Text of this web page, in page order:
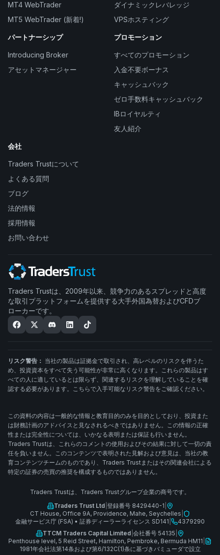
MT4 WebTrader
MT5 WebTrader (新着!)
ダイナミックレバレッジ
VPSホスティング
パートナーシップ
Introducing Broker
アセットマネージャー
プロモーション
すべてのプロモーション
入金不要ボーナス
キャッシュバック
ゼロ手数料キャッシュバック
IBロイヤルティ
友人紹介
会社
Traders Trustについて
よくある質問
ブログ
法的情報
採用情報
お問い合わせ
Traders Trustは、2009年以来、競争力のあるスプレッドと高度
な取引プラットフォームを提供する大手外国為替およびCFDブ
ローカーです。
リスク警告： 当社の製品は証拠金で取引され、高レベルのリスクを伴うた
め、投資資本をすべて失う可能性が非常に高くなります。これらの製品はす
べての人に適しているとは限らず、関連するリスクを理解していることを確
認する必要があります。こちらで入手可能なリスク警告をご確認ください。
この資料の内容は一般的な情報と教育目的のみを目的としており、投資また
は財務計画のアドバイスと見なされるべきではありません。この情報の正確
性または完全性については、いかなる表明または保証も行いません。
Traders Trustは、これらのコメントの使用およびその結果に対して一切の責
任を負いません。このコンテンツで表明された見解および意見は、当社の教
育コンテンツチームのものであり、Traders Trustまたはその関連会社による
特定の証券の売買の推奨を構成するものではありません。
Traders Trustは、Traders Trustグループ企業の商号です。
Traders Trust Ltd 登録番号 8429440-1
CT House, Office 9A, Providence, Mahe, Seychelles
金融サービス庁 (FSA) • 証券ディーラーライセンス SD141
4379290
TTCM Traders Capital Limited 会社番号 54135
Penthouse level, 5 Reid Street, Hamilton, Pembroke, Bermuda HM11
1981年会社法第14条および第6/132C(1)条に基づきバミューダで設立